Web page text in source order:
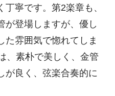
寧です。第2楽章も、
が登場しますが、優し
た雰囲気で惚れてしま
、素朴で美しく、金管
が良く、弦楽合奏的に